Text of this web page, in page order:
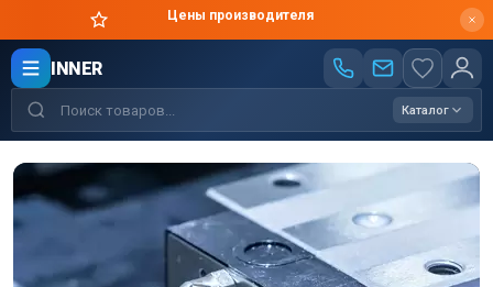
Цены производителя
INNER
Каталог